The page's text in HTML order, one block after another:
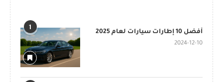
1
أفضل 10 إطارات سيارات لعام 2025
2024-12-10